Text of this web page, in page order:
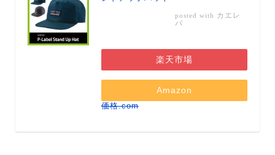
posted with カエレ
バ
楽天市場
Amazon
価格.com